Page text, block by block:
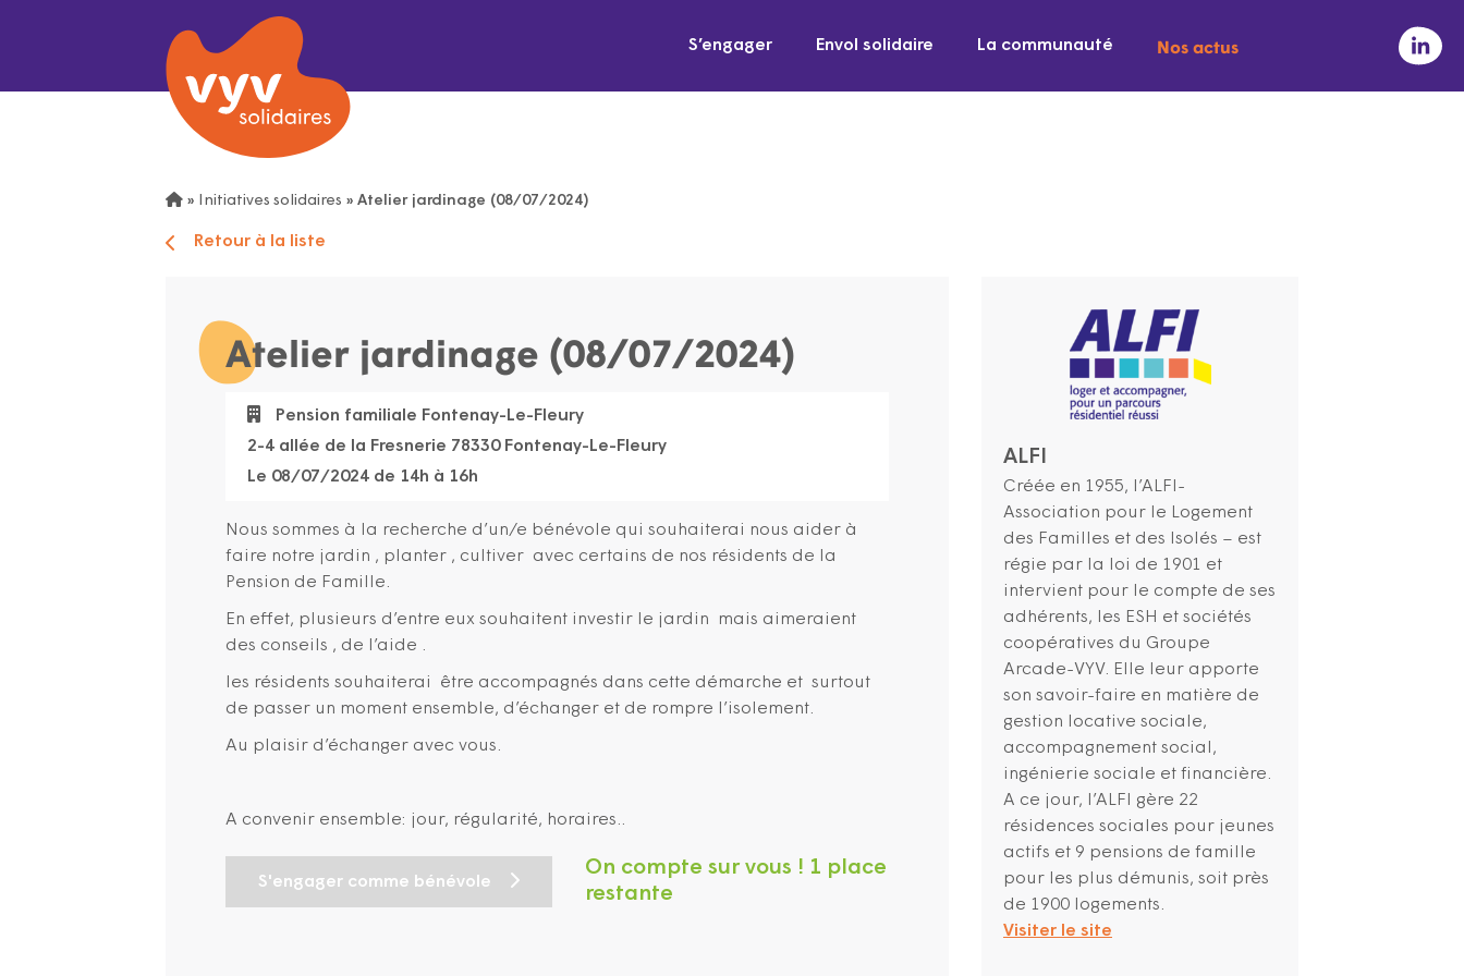
S’engager Envol solidaire La communauté Nos actus
» Initiatives solidaires » Atelier jardinage (08/07/2024)
Retour à la liste
Atelier jardinage (08/07/2024)
Pension familiale Fontenay-Le-Fleury
2-4 allée de la Fresnerie 78330 Fontenay-Le-Fleury
Le 08/07/2024 de 14h à 16h
Nous sommes à la recherche d’un/e bénévole qui souhaiterai nous aider à
faire notre jardin , planter , cultiver avec certains de nos résidents de la
Pension de Famille.
En effet, plusieurs d’entre eux souhaitent investir le jardin mais aimeraient
des conseils , de l’aide .
les résidents souhaiterai être accompagnés dans cette démarche et surtout
de passer un moment ensemble, d’échanger et de rompre l’isolement.
Au plaisir d’échanger avec vous.
A convenir ensemble: jour, régularité, horaires..
S'engager comme bénévole
On compte sur vous ! 1 place
restante
ALFI
Créée en 1955, l’ALFI-
Association pour le Logement
des Familles et des Isolés – est
régie par la loi de 1901 et
intervient pour le compte de ses
adhérents, les ESH et sociétés
coopératives du Groupe
Arcade-VYV. Elle leur apporte
son savoir-faire en matière de
gestion locative sociale,
accompagnement social,
ingénierie sociale et financière.
A ce jour, l’ALFI gère 22
résidences sociales pour jeunes
actifs et 9 pensions de famille
pour les plus démunis, soit près
de 1900 logements.
Visiter le site